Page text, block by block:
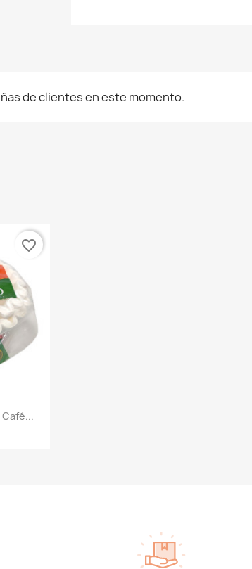
de clientes en este momento.
favorite_border